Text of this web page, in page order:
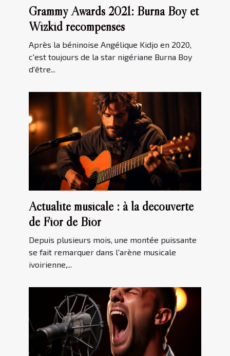
Grammy Awards 2021: Burna Boy et
Wizkid récompensés
Après la béninoise Angélique Kidjo en 2020,
c'est toujours de la star nigériane Burna Boy
d'être...
Actualité musicale : à la découverte
de Fior de Bior
Depuis plusieurs mois, une montée puissante
se fait remarquer dans l'arène musicale
ivoirienne,...